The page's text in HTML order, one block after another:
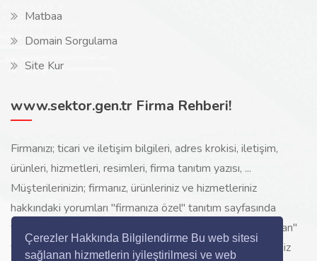
Çerezler Hakkında Bilgilendirme Bu web sitesi
sağlanan hizmetlerin iyileştirilmesi ve web
Matbaa
Domain Sorgulama
Site Kur
www.sektor.gen.tr Firma Rehberi!
Firmanızı; ticari ve iletişim bilgileri, adres krokisi, iletişim,
ürünleri, hizmetleri, resimleri, firma tanıtım yazısı, ...
Müşterilerinizin; firmanız, ürünleriniz ve hizmetleriniz
hakkındaki yorumları "firmanıza özel" tanıtım sayfasında
toplanarak ürünlerinizi, hizmetlerinizi, internette "sizi arayan"
yeni müşterilerinize www.sektor.gen.tr aracılığı ile ücretsiz